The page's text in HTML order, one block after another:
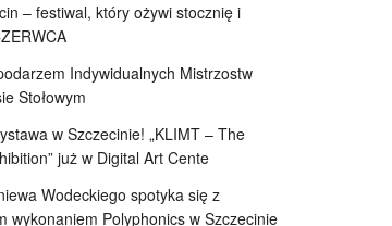
– festiwal, który ożywi stocznię i
Indywidualnych Mistrzostw
Stołowym
w Szczecinie! „KLIMT – The
już w Digital Art Cente
Wodeckiego spotyka się z
wykonaniem Polyphonics w Szczecinie